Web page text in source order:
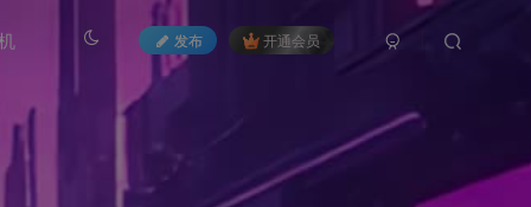
发布 开通会员